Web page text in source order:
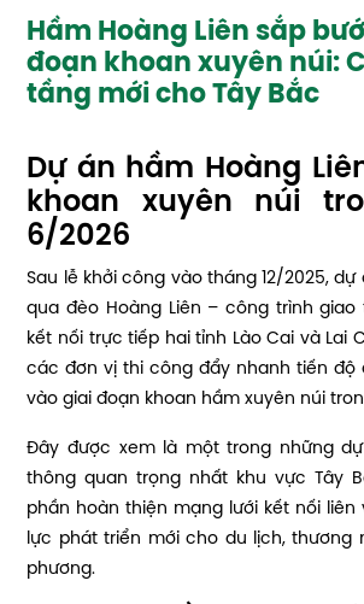
Hầm Hoàng Liên sắp
đoạn khoan xuyên núi:
tầng mới cho Tây Bắc
Dự án hầm Hoàng
khoan xuyên núi
6/2026
Sau lễ khởi công vào tháng 12/2025,
qua đèo Hoàng Liên – công trình
kết nối trực tiếp hai tỉnh Lào Cai và Lai
các đơn vị thi công đẩy nhanh tiến độ
vào giai đoạn khoan hầm xuyên núi
Đây được xem là một trong những
thông quan trọng nhất khu vực Tây
phần hoàn thiện mạng lưới kết nối liên
lực phát triển mới cho du lịch, thương
phương.